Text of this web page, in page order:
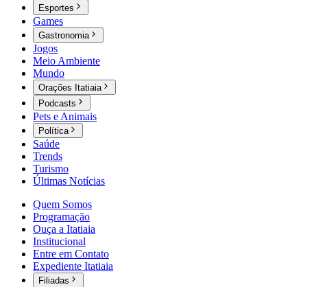
Esportes
Games
Gastronomia
Jogos
Meio Ambiente
Mundo
Orações Itatiaia
Podcasts
Pets e Animais
Política
Saúde
Trends
Turismo
Últimas Notícias
Quem Somos
Programação
Ouça a Itatiaia
Institucional
Entre em Contato
Expediente Itatiaia
Filiadas